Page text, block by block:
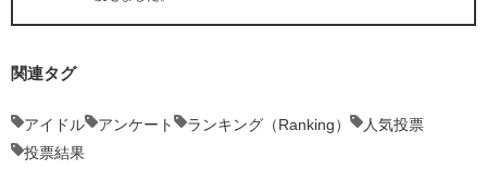
関連タグ
アイドル アンケート ランキング（Ranking）
人気投票
投票結果